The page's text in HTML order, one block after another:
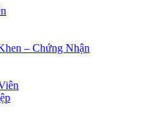
– Chứng Nhận